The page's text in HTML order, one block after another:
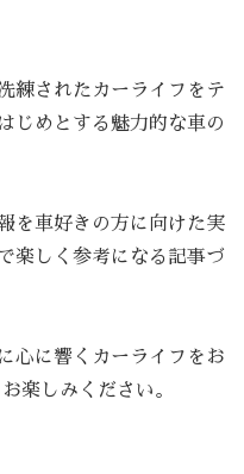
練されたカーライフをテ
じめとする魅力的な車の
を車好きの方に向けた実
楽しく参考になる記事づ
心に響くカーライフをお
楽しみください。